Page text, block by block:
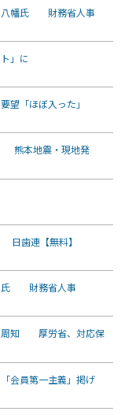
八幡氏 財務省人事
」に
「ほぼ入った」
熊本地震・現地発
歯連【無料】
氏 財務省人事
周知 厚労省、対応保
会員第一主義」掲げ